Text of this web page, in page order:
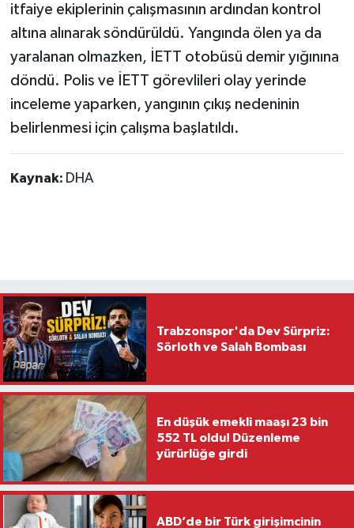
itfaiye ekiplerinin çalışmasının ardından kontrol
altına alınarak söndürüldü. Yangında ölen ya da
yaralanan olmazken, İETT otobüsü demir yığınına
döndü. Polis ve İETT görevlileri olay yerinde
inceleme yaparken, yangının çıkış nedeninin
belirlenmesi için çalışma başlatıldı.
Kaynak: DHA
Trabzonspor'da Dev Sürpriz:
Sörloth ve Salah Bombası
En düşük emekli maaşı 23 bin
552 TL oldu! Düzenleme
yürürlüğe girdi
ABD’de bir Türk girişimcinin